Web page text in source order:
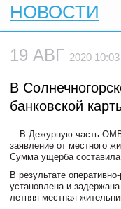
НОВОСТИ
19 АВГ 2020 10:03
В
банковской
В Дежурную часть
заявление от местного
Сумма ущерба составила
В результате
установлена и
летняя местная